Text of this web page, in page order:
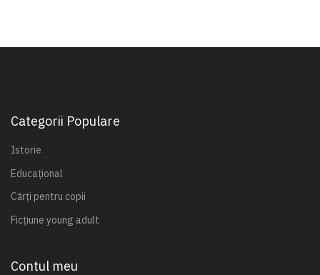
Categorii Populare
Istorie
Educațional
Cărți pentru copii
Ficțiune young adult
Contul meu